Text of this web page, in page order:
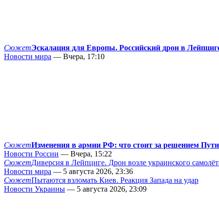
СюжетЭскалация для Европы. Российский дрон в
Новости мира — Вчера, 17:10
СюжетИзменения в армии РФ: что стоит за решением
Новости России — Вчера, 15:22
СюжетДиверсия в Лейпциге. Дрон возле украинского
Новости мира — 5 августа 2026, 23:36
СюжетПытаются взломать Киев. Реакция Запада на удар
Новости Украины — 5 августа 2026, 23:09